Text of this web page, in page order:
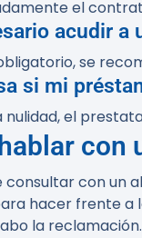
el
acudir a
se
si mi
nulidad, el
con
consultar con un
hacer frente a
la reclamación.